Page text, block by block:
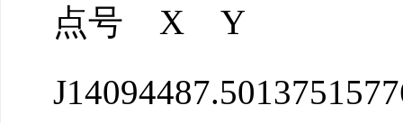
点号
X
Y
J14094487.501